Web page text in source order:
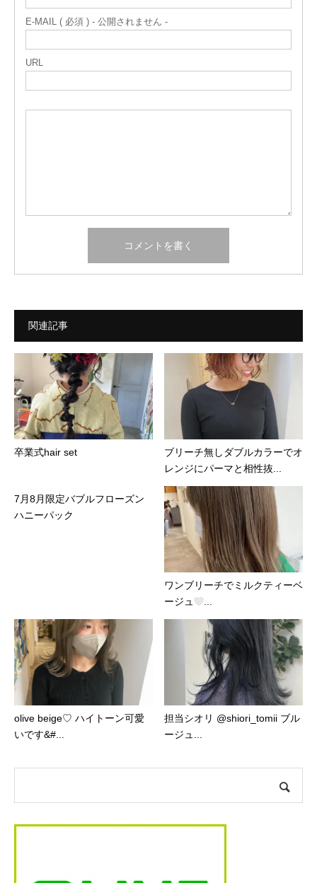
E-MAIL ( 必須 ) - 公開されません -
URL
関連記事
卒業式hair set
ブリーチ無しダブルカラーでオ
レンジにパーマと相性抜...
7月8月限定バブルフローズン
ハニーパック
ワンブリーチでミルクティーベ
ージュ
...
olive beige♡ ハイトーン可愛
いです&#...
担当シオリ @shiori_tomii ブル
ージュ...